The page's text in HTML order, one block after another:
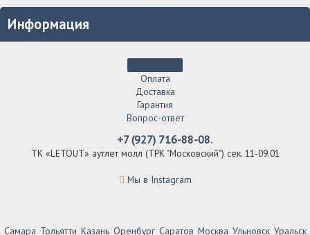
Информация
Оплата
Доставка
Гарантия
Вопрос-ответ
+7 (927) 716-88-08.
ТК «LETOUT» аутлет молл (ТРК "Московский") сек. 11-09.01
Мы в Instagram
Самара Тольятти Казань Оренбург Саратов Москва Ульновск Уральск